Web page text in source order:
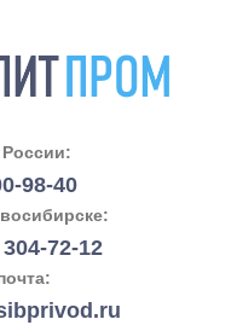
98-40
72-12